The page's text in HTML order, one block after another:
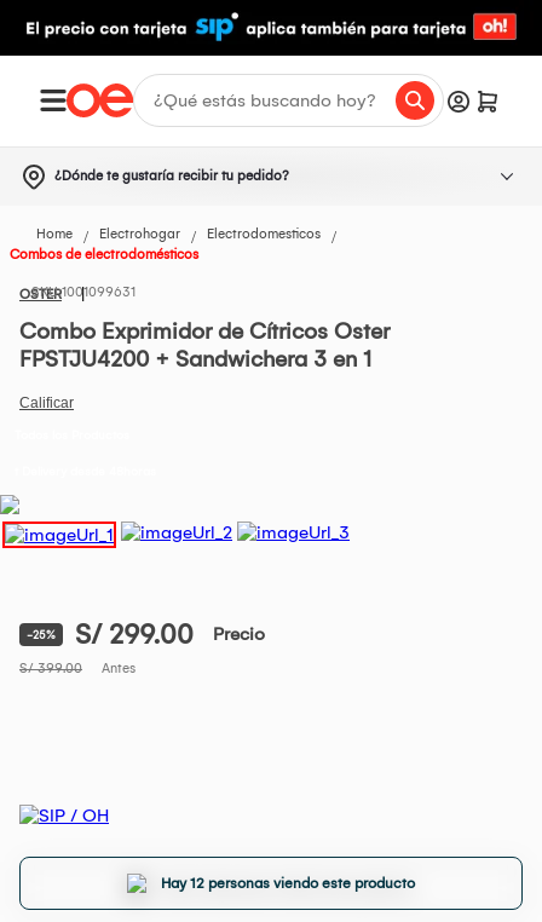
¿Dónde te gustaría recibir tu pedido?
Home Electrohogar
Electrodomesticos
Combos de electrodomésticos
OSTER1001099631
Combo Exprimidor de Cítricos Oster
FPSTJU4200 + Sandwichera 3 en 1
-25% S/ 299.00 Precio
S/ 399.00 Antes
Hay 12 personas viendo este producto